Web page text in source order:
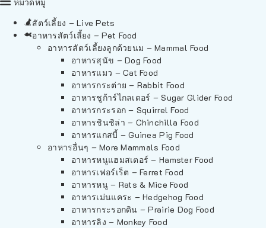
สัตว์เลี้ยง – Live Pets
อาหารสัตว์เลี้ยง – Pet Food
อาหารสัตว์เลี้ยงลูกด้วยนม – Mammal Food
อาหารสุนัข – Dog Food
อาหารแมว – Cat Food
อาหารกระต่าย – Rabbit Food
อาหารชูก้าร์ไกลเดอร์ – Sugar Glider Food
อาหารกระรอก – Squirrel Food
อาหารชินชิล่า – Chinchilla Food
อาหารแกสบี้ – Guinea Pig Food
อาหารอื่นๆ – More Mammals Food
อาหารหนูแฮมสเตอร์ – Hamster Food
อาหารเฟอร์เร็ต – Ferret Food
อาหารหนู – Rats & Mice Food
อาหารเม่นแคระ – Hedgehog Food
อาหารกระรอกดิน – Prairie Dog Food
อาหารลิง – Monkey Food